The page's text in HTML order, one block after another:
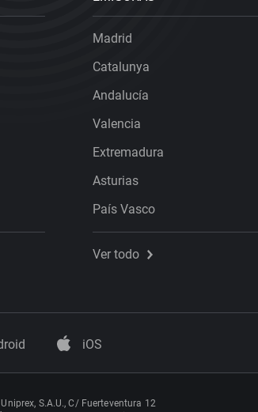
Madrid
Catalunya
Andalucía
Valencia
Extremadura
Asturias
País Vasco
Ver todo
iOS
S.A.U., C/ Fuerteventura 12